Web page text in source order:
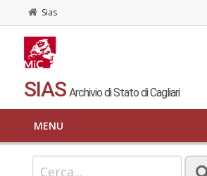
Sias
SIAS Archivio di Stato di Cagliari
MENU